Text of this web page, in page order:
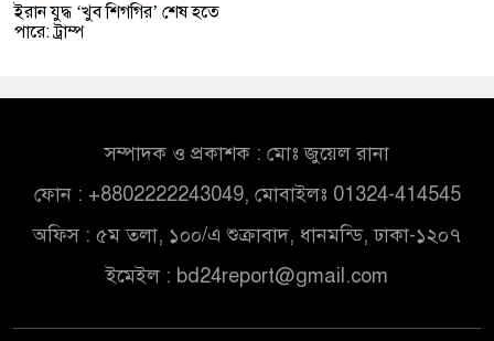
ইরান যুদ্ধ ‘খুব শিগগির’ শেষ হতে
পারে: ট্রাম্প
সম্পাদক ও প্রকাশক : মোঃ জুয়েল রানা
ফোন : +8802222243049, মোবাইলঃ 01324-414545
অফিস : ৫ম তলা, ১০০/এ শুক্রাবাদ, ধানমন্ডি, ঢাকা-১২০৭
ইমেইল : bd24report@gmail.com